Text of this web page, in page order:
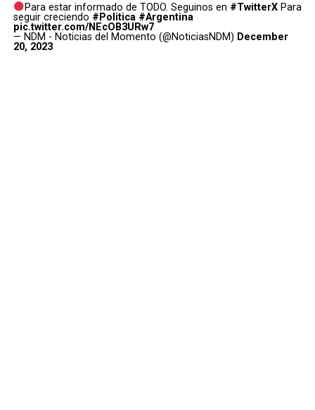
Para estar informado de TODO. Seguinos en #TwitterX Para
seguir creciendo #Politica #Argentina
pic.twitter.com/NEcOB3URw7
— NDM - Noticias del Momento (@NoticiasNDM) December
20, 2023